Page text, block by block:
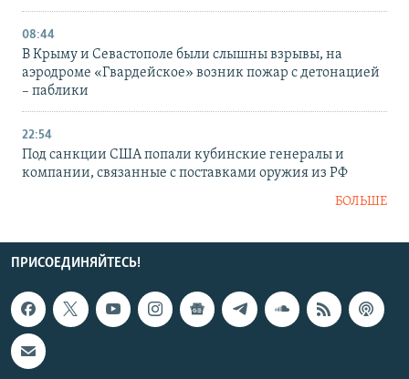
08:44
В Крыму и Севастополе были слышны взрывы, на
аэродроме «Гвардейское» возник пожар с детонацией
– паблики
22:54
Под санкции США попали кубинские генералы и
компании, связанные с поставками оружия из РФ
БОЛЬШЕ
ПРИСОЕДИНЯЙТЕСЬ!